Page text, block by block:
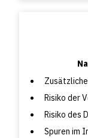
Risiko der
Risiko des
Spuren im